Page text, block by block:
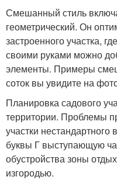
Смешанный стиль
геометрический. Он
застроенного участка,
своими руками можно
элементы. Примеры
соток вы увидите на
Планировка садового
территории. Проблемы
участки
буквы Г выступающую
обустройства зоны
изгородью.